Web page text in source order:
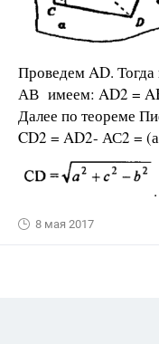
Проведем AD. Тогда
АВ имеем: AD2 =
Далее по теореме
CD2 = AD2- АС2 =
.
8 мая 2017